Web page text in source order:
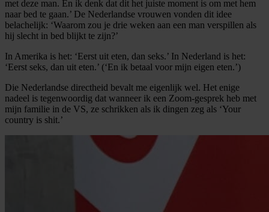
met deze man. En ik denk dat dit het juiste moment is om met hem
naar bed te gaan.’ De Nederlandse vrouwen vonden dit idee
belachelijk: ‘Waarom zou je drie weken aan een man verspillen als
hij slecht in bed blijkt te zijn?’
In Amerika is het: ‘Eerst uit eten, dan seks.’ In Nederland is het:
‘Eerst seks, dan uit eten.’ (‘En ik betaal voor mijn eigen eten.’)
Die Nederlandse directheid bevalt me eigenlijk wel. Het enige
nadeel is tegenwoordig dat wanneer ik een Zoom-gesprek heb met
mijn familie in de VS, ze schrikken als ik dingen zeg als ‘Your
country is shit.’